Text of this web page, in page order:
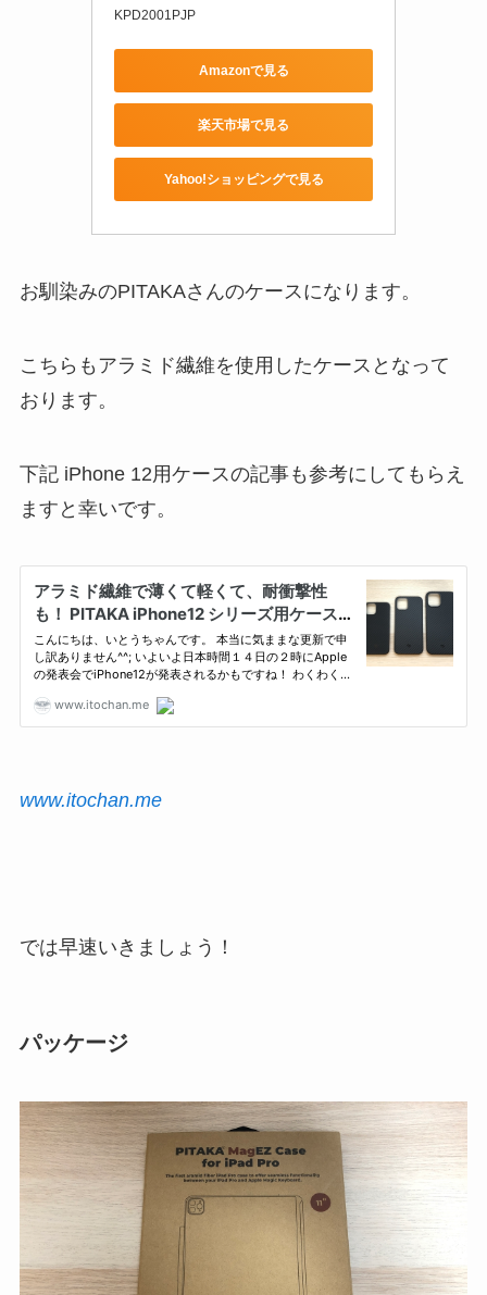
KPD2001PJP
Amazonで見る
楽天市場で見る
Yahoo!ショッピングで見る
お馴染みのPITAKAさんのケースになります。
こちらもアラミド繊維を使用したケースとなって
おります。
下記 iPhone 12用ケースの記事も参考にしてもらえ
ますと幸いです。
www.itochan.me
では早速いきましょう！
パッケージ